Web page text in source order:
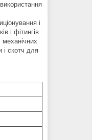
і
і фітингів
механічних
і скотч для